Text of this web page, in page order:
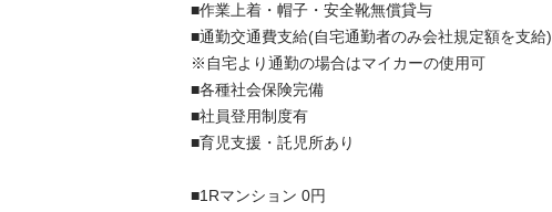
■作業上着・帽子・安全靴無償貸与
■通勤交通費支給(自宅通勤者のみ会社規定額を支給)
※自宅より通勤の場合はマイカーの使用可
■各種社会保険完備
■社員登用制度有
■育児支援・託児所あり
■1Rマンション 0円